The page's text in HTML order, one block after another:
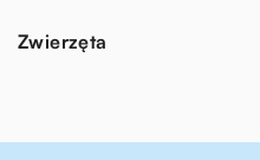
Zwierzęta